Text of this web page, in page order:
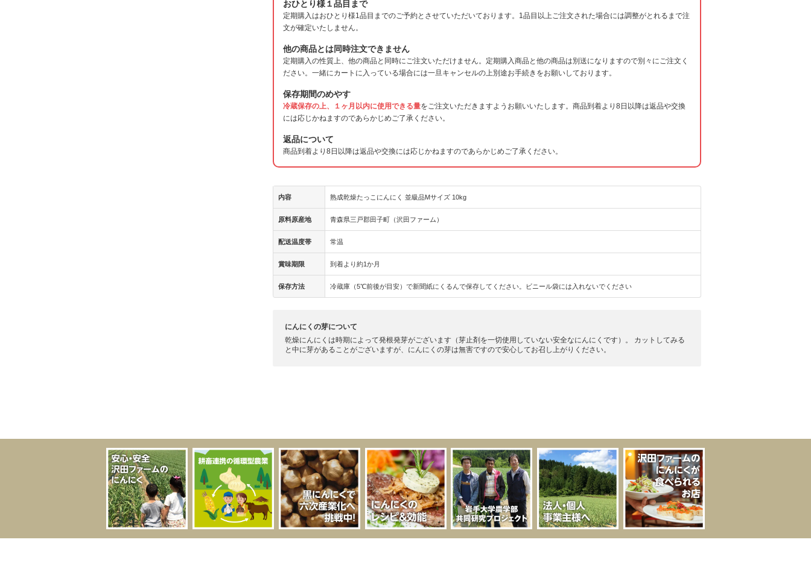
おひとり様１品目まで
定期購入はおひとり様1品目までのご予約とさせていただいております。1品目以上ご注文された場合には調整がとれるまで注
文が確定いたしません。
他の商品とは同時注文できません
定期購入の性質上、他の商品と同時にご注文いただけません。定期購入商品と他の商品は別送になりますので別々にご注文く
ださい。一緒にカートに入っている場合には一旦キャンセルの上別途お手続きをお願いしております。
保存期間のめやす
冷蔵保存の上、１ヶ月以内に使用できる量をご注文いただきますようお願いいたします。商品到着より8日以降は返品や交換
には応じかねますのであらかじめご了承ください。
返品について
商品到着より8日以降は返品や交換には応じかねますのであらかじめご了承ください。
内容 熟成乾燥たっこにんにく 並級品Mサイズ 10kg
原料原産地 青森県三戸郡田子町（沢田ファーム）
配送温度帯 常温
賞味期限 到着より約1か月
保存方法 冷蔵庫（5℃前後が目安）で新聞紙にくるんで保存してください。ビニール袋には入れないでください
にんにくの芽について
乾燥にんにくは時期によって発根発芽がございます（芽止剤を一切使用していない安全なにんにくです）。 カットしてみる
と中に芽があることがございますが、にんにくの芽は無害ですので安心してお召し上がりください。